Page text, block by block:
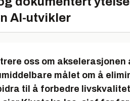
AI-utvikler
oss om
målet om å
til å forbedre